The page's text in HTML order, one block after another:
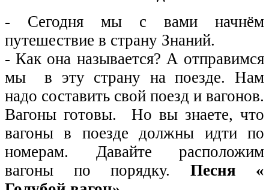
- Сегодня мы с вами начнём
путешествие в страну Знаний.
- Как она называется? А отправимся
мы в эту страну на поезде. Нам
надо составить свой поезд и вагонов.
Вагоны готовы. Но вы знаете, что
вагоны в поезде должны идти по
номерам. Давайте расположим
вагоны по порядку. Песня «